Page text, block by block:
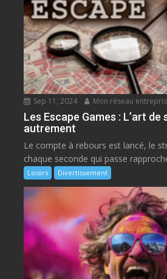
Sep 11, 2024 Mon réseau
Les Escape Games : L’art de
autrement
Le compte à rebours est lancé, le
chaque seconde qui passe
Loisirs Divertissement